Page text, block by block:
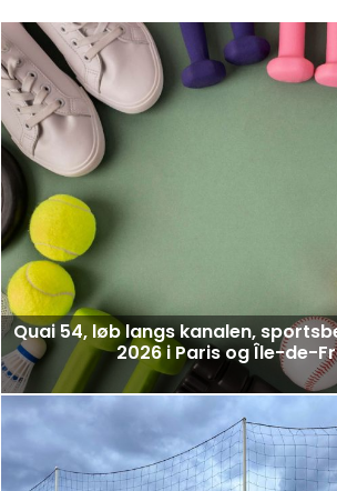
Quai 54, løb langs kanalen,
2026 i Paris og Île-de-